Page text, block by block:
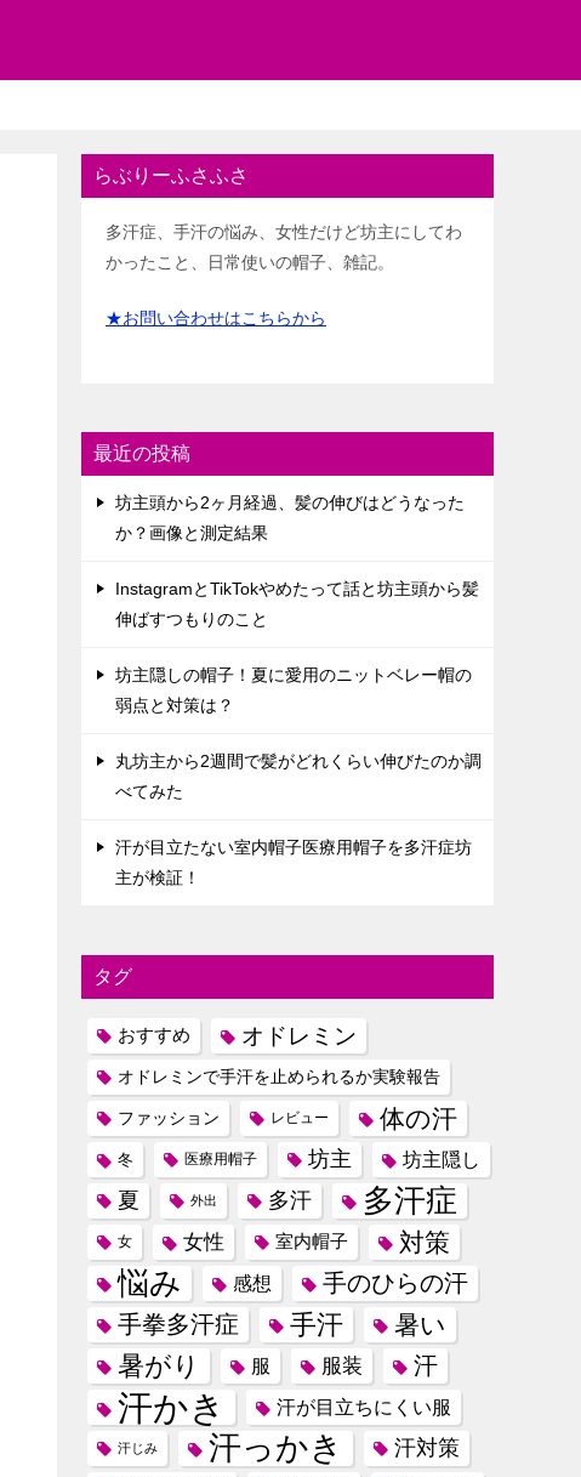
らぶりーふさふさ
多汗症、手汗の悩み、女性だけど坊主にしてわ
かったこと、日常使いの帽子、雑記。
★お問い合わせはこちらから
最近の投稿
坊主頭から2ヶ月経過、髪の伸びはどうなった
か？画像と測定結果
InstagramとTikTokやめたって話と坊主頭から髪
伸ばすつもりのこと
坊主隠しの帽子！夏に愛用のニットベレー帽の
弱点と対策は？
丸坊主から2週間で髪がどれくらい伸びたのか調
べてみた
汗が目立たない室内帽子医療用帽子を多汗症坊
主が検証！
タグ
おすすめ オドレミン
オドレミンで手汗を止められるか実験報告
ファッション レビュー 体の汗
冬 医療用帽子 坊主 坊主隠し
夏 外出 多汗 多汗症
女 女性 室内帽子 対策
悩み 感想
手のひらの汗
手拳多汗症
手汗 暑い
暑がり 服 服装 汗
汗かき 汗が目立ちにくい服
汗じみ 汗っかき
汗対策